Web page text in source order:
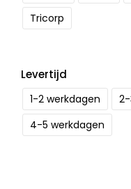
Tricorp
Levertijd
1-2 werkdagen
4-5 werkdagen